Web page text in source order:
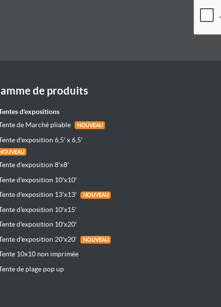
de produits
d'expositions
de Marché pliable
NOUVEAU
d'exposition 6,5' x 6,5'
d'exposition 8'x8'
d'exposition 10'x10'
d'exposition 13'x13'
NOUVEAU
d'exposition 10'x15'
d'exposition 10'x20'
d'exposition 20'x20'
NOUVEAU
10x10 non imprimée
de plage pop up